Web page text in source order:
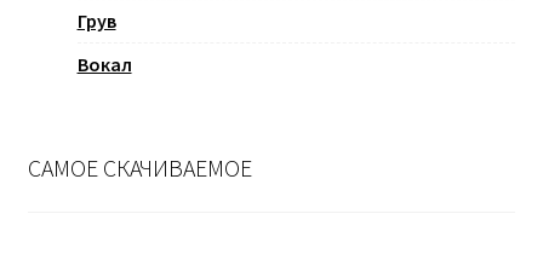
Грув
Вокал
САМОЕ СКАЧИВАЕМОЕ